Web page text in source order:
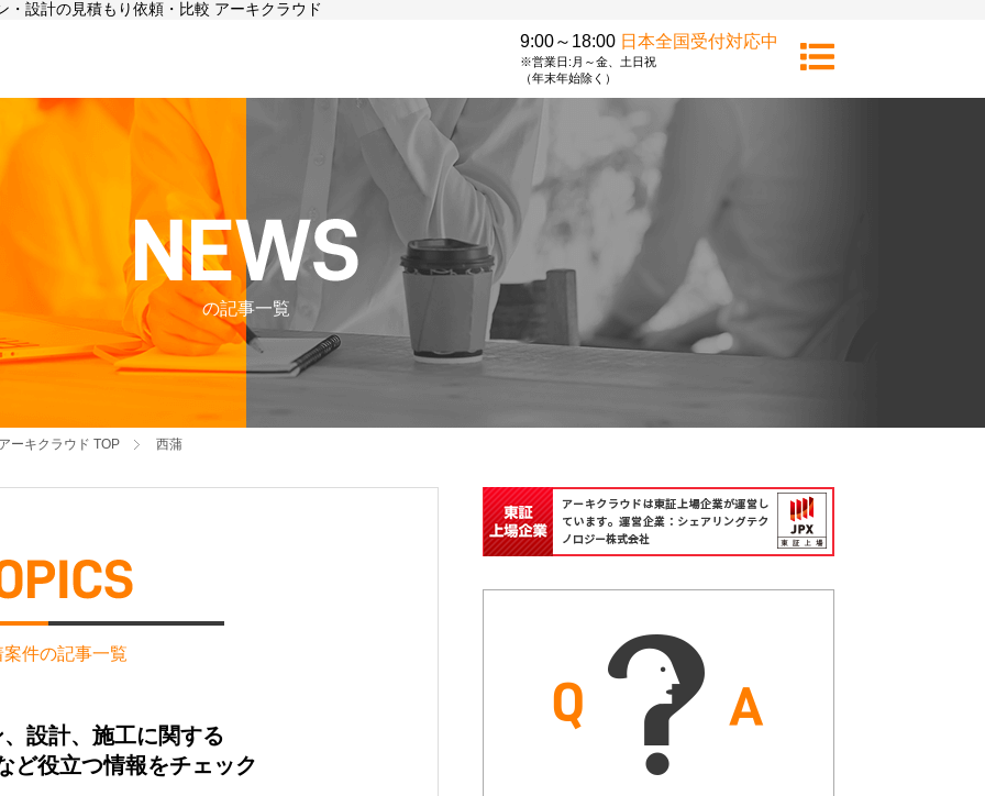
・設計の見積もり依頼・比較 アーキクラウド
9:00～18:00 日本全国受付対応中
※営業日:月～金、土日祝
（年末年始除く）
の記事一覧
ーキクラウド TOP 西蒲
案件の記事一覧
設計、施工に関する
ど役立つ情報をチェック